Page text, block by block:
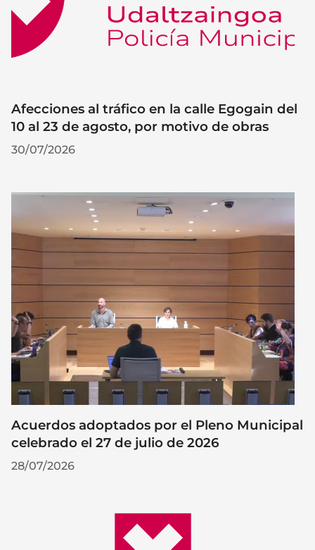
Afecciones al tráfico en la calle Egogain del
10 al 23 de agosto, por motivo de obras
30/07/2026
Acuerdos adoptados por el Pleno Municipal
celebrado el 27 de julio de 2026
28/07/2026